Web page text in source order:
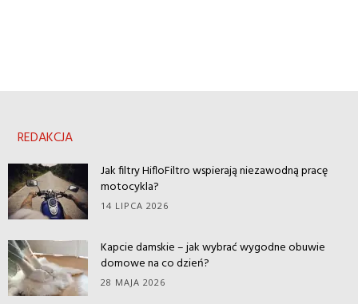
REDAKCJA
Jak filtry HifloFiltro wspierają niezawodną pracę
motocykla?
14 LIPCA 2026
Kapcie damskie – jak wybrać wygodne obuwie
domowe na co dzień?
28 MAJA 2026